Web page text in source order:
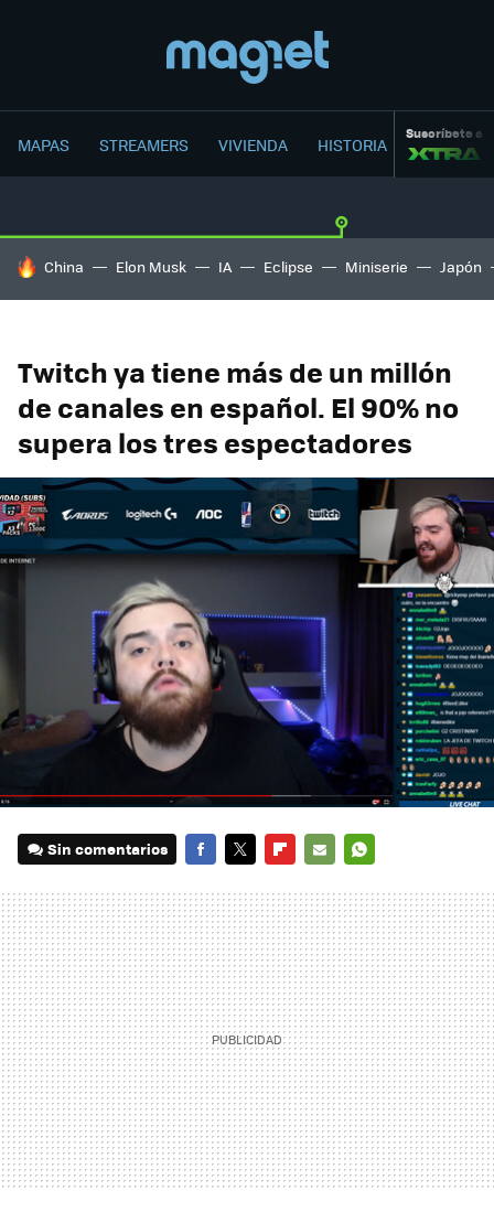
MAPAS STREAMERS VIVIENDA HISTORIA Suscríbete a
HOY SE HABLA DE
China Elon Musk IA Eclipse Miniserie Japón
Twitch ya tiene más de un millón
de canales en español. El 90% no
supera los tres espectadores
Sin comentarios
MAIL